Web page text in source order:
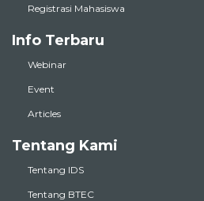
Registrasi Mahasiswa
Info Terbaru
Webinar
Event
Articles
Tentang Kami
Tentang IDS
Tentang BTEC